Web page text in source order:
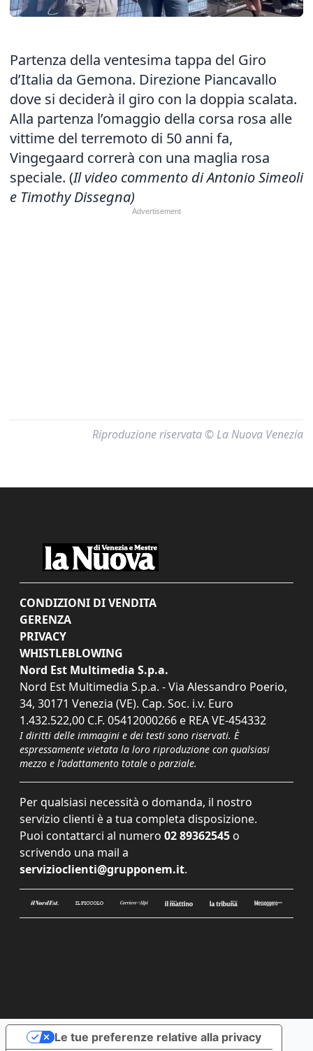
Partenza della ventesima tappa del Giro
d’Italia da Gemona. Direzione Piancavallo
dove si deciderà il giro con la doppia scalata.
Alla partenza l’omaggio della corsa rosa alle
vittime del terremoto di 50 anni fa,
Vingegaard correrà con una maglia rosa
speciale. (Il video commento di Antonio Simeoli
e Timothy Dissegna)
Riproduzione riservata © La Nuova Venezia
CONDIZIONI DI VENDITA
GERENZA
PRIVACY
WHISTLEBLOWING
Nord Est Multimedia S.p.a.
Nord Est Multimedia S.p.a. - Via Alessandro Poerio,
34, 30171 Venezia (VE). Cap. Soc. i.v. Euro
1.432.522,00 C.F. 05412000266 e REA VE-454332
I diritti delle immagini e dei testi sono riservati. È
espressamente vietata la loro riproduzione con qualsiasi
mezzo e l'adattamento totale o parziale.
Per qualsiasi necessità o domanda, il nostro
servizio clienti è a tua completa disposizione.
Puoi contattarci al numero 02 89362545 o
scrivendo una mail a
servizioclienti@grupponem.it.
Le tue preferenze relative alla privacy